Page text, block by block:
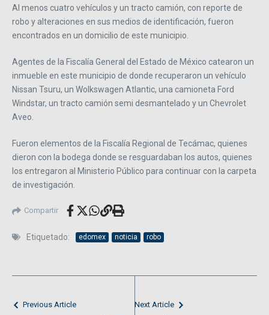
Al menos cuatro vehículos y un tracto camión, con reporte de
robo y alteraciones en sus medios de identificación, fueron
encontrados en un domicilio de este municipio.
Agentes de la Fiscalía General del Estado de México catearon un
inmueble en este municipio de donde recuperaron un vehículo
Nissan Tsuru, un Wolkswagen Atlantic, una camioneta Ford
Windstar, un tracto camión semi desmantelado y un Chevrolet
Aveo.
Fueron elementos de la Fiscalía Regional de Tecámac, quienes
dieron con la bodega donde se resguardaban los autos, quienes
los entregaron al Ministerio Público para continuar con la carpeta
de investigación.
Compartir
Etiquetado: edomex noticia robo
Previous Article Next Article